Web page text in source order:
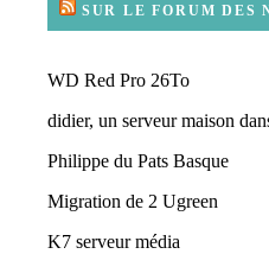
SUR LE FORUM DES
WD Red Pro 26To
didier, un serveur maison
Philippe du Pats Basque
Migration de 2 Ugreen
K7 serveur média